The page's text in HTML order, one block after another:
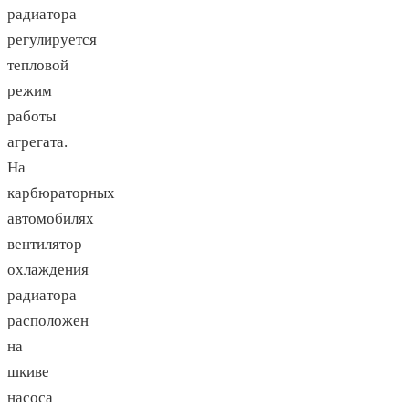
радиатора
регулируется
тепловой
режим
работы
агрегата.
На
карбюраторных
автомобилях
вентилятор
охлаждения
радиатора
расположен
на
шкиве
насоса